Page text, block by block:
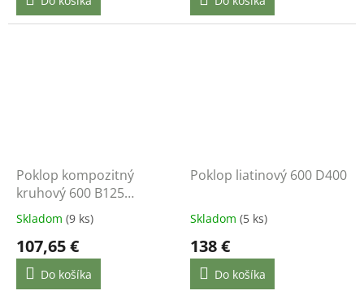
Poklop kompozitný
kruhový 600 B125
zaťaženie 12,5t
Skladom (9 ks)
107,65 €
Do košíka
Poklop liatinový 600 D400
Skladom (5 ks)
138 €
Do košíka